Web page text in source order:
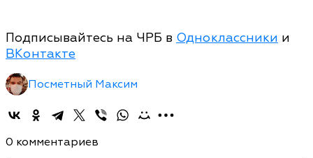
Подписывайтесь на ЧРБ в Одноклассники и
ВКонтакте
Посметный Максим
0 комментариев